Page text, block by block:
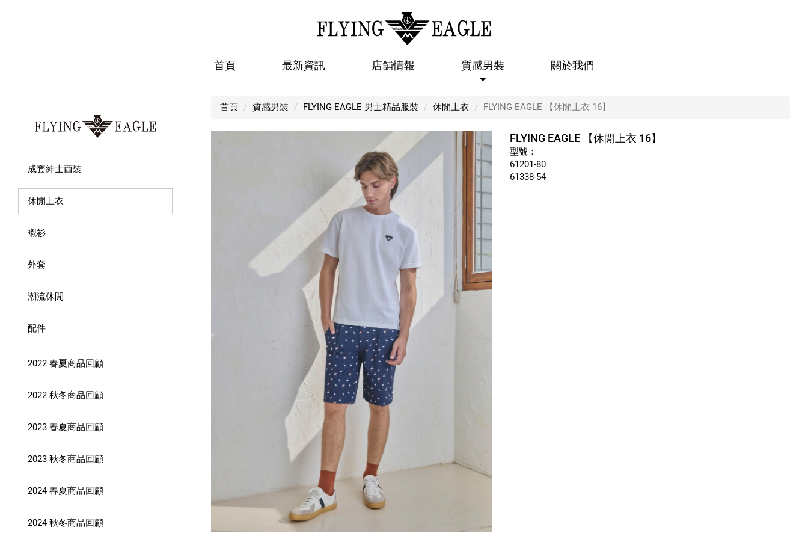
首頁 最新資訊 店舖情報 質感男裝 關於我們
成套紳士西裝
休閒上衣
襯衫
外套
潮流休閒
配件
2022 春夏商品回顧
2022 秋冬商品回顧
2023 春夏商品回顧
2023 秋冬商品回顧
2024 春夏商品回顧
2024 秋冬商品回顧
首頁 質感男裝 FLYING EAGLE 男士精品服裝 休閒上衣 FLYING EAGLE 【休閒上衣 16】
FLYING EAGLE 【休閒上衣 16】
型號：
61201-80
61338-54